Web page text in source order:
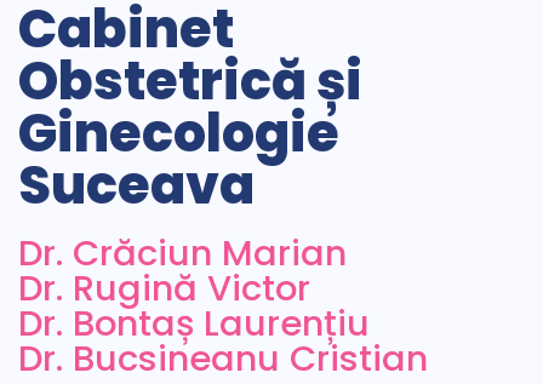
Cabinet
Obstetrică și
Ginecologie
Suceava
Dr. Crăciun Marian
Dr. Rugină Victor
Dr. Bontaș Laurențiu
Dr. Bucsineanu Cristian